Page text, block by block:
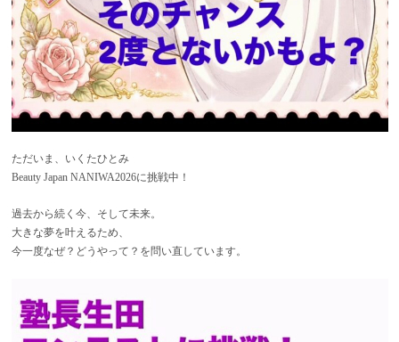
ただいま、いくたひとみ
Beauty Japan NANIWA2026に挑戦中！
過去から続く今、そして未来。
大きな夢を叶えるため、
今一度なぜ？どうやって？を問い直しています。